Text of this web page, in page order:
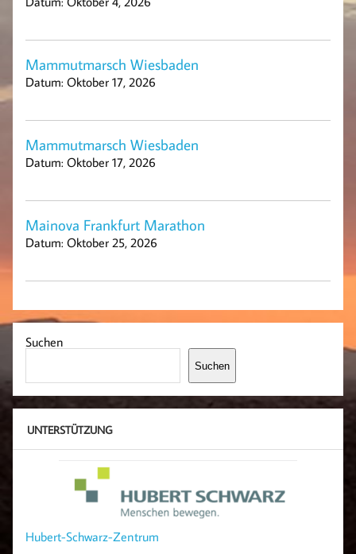
Mammutmarsch Wiesbaden
Datum: Oktober 17, 2026
Mammutmarsch Wiesbaden
Datum: Oktober 17, 2026
Mainova Frankfurt Marathon
Datum: Oktober 25, 2026
Suchen
Suchen
UNTERSTÜTZUNG
Hubert-Schwarz-Zentrum